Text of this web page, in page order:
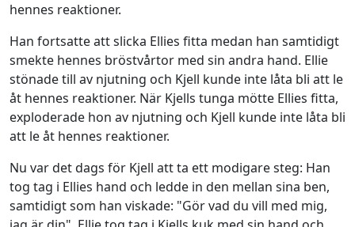
hennes reaktioner.
Han fortsatte att slicka Ellies fitta medan han samtidigt
smekte hennes bröstvårtor med sin andra hand. Ellie
stönade till av njutning och Kjell kunde inte låta bli att le
åt hennes reaktioner. När Kjells tunga mötte Ellies fitta,
exploderade hon av njutning och Kjell kunde inte låta bli
att le åt hennes reaktioner.
Nu var det dags för Kjell att ta ett modigare steg: Han
tog tag i Ellies hand och ledde in den mellan sina ben,
samtidigt som han viskade: "Gör vad du vill med mig,